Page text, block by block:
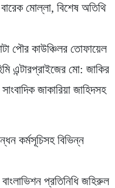
মোল্লা, বিশেষ অতিথি
পৌর কাউঞ্চিলর তোফায়েল
এন্টারপ্রাইজের মো: জাকির
জাকারিয়া জাহিদসহ
কর্মসূচিসহ বিভিন্ন
প্রতিনিধি জহিরুল